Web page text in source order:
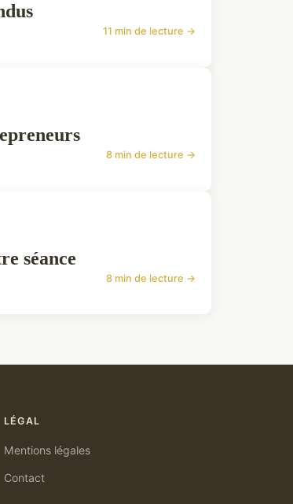
11 min de lecture →
8 min de lecture →
séance
8 min de lecture →
LÉGAL
Mentions légales
Contact